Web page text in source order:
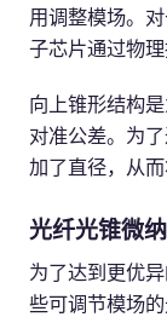
用调整模场。
子芯片通过物
向上锥形结构
对准公差。为
加了直径，从
光纤光锥微
为了达到更优
些可调节模场